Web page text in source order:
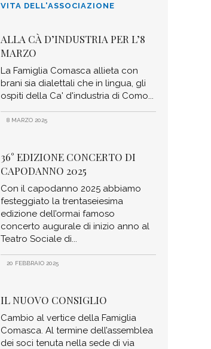
VITA DELL'ASSOCIAZIONE
ALLA CÀ D’INDUSTRIA PER L’8
MARZO
La Famiglia Comasca allieta con
brani sia dialettali che in lingua, gli
ospiti della Ca' d'industria di Como
8 MARZO 2025
36° EDIZIONE CONCERTO DI
CAPODANNO 2025
Con il capodanno 2025 abbiamo
festeggiato la trentaseiesima
edizione dell’ormai famoso
concerto augurale di inizio anno al
Teatro Sociale di
20 FEBBRAIO 2025
IL NUOVO CONSIGLIO
Cambio al vertice della Famiglia
Comasca. Al termine dell’assemblea
dei soci tenuta nella sede di via